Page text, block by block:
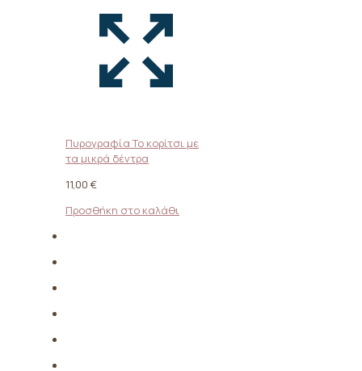
Πυρογραφία Το κορίτσι με
τα μικρά δέντρα
11,00 €
Προσθήκη στο καλάθι